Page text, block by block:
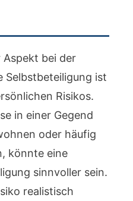
bei der
Selbstbeteiligung ist
Risikos.
in einer Gegend
oder häufig
könnte eine
sinnvoller sein.
realistisch